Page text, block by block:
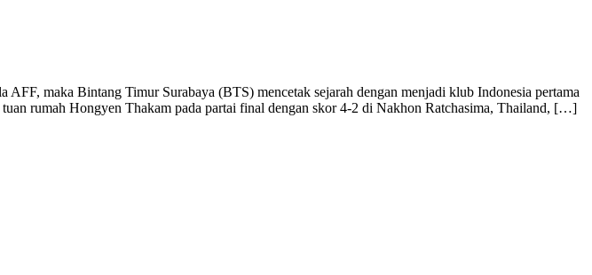
maka Bintang Timur Surabaya (BTS) mencetak sejarah dengan menjadi klub Indonesia pertama
rumah Hongyen Thakam pada partai final dengan skor 4-2 di Nakhon Ratchasima, Thailand, […]